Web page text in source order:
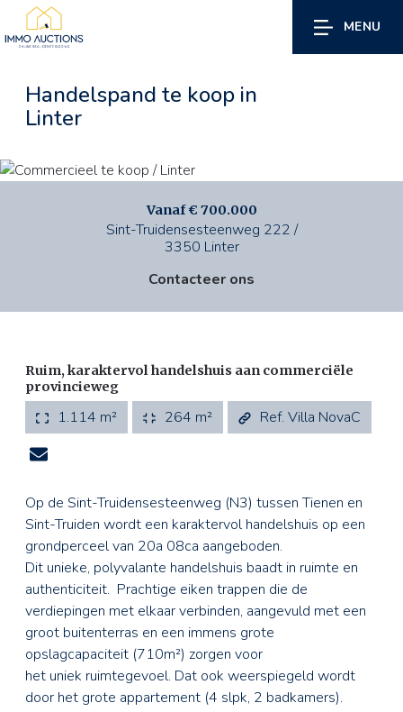
MENU
Handelspand te koop in
Linter
Vanaf € 700.000
Sint-Truidensesteenweg 222 /
3350 Linter
Contacteer ons
Ruim, karaktervol handelshuis aan commerciële
provincieweg
1.114 m² 264 m² Ref. Villa NovaC
Op de Sint-Truidensesteenweg (N3) tussen Tienen en
Sint-Truiden wordt een karaktervol handelshuis op een
grondperceel van 20a 08ca aangeboden.
Dit unieke, polyvalante handelshuis baadt in ruimte en
authenticiteit. Prachtige eiken trappen die de
verdiepingen met elkaar verbinden, aangevuld met een
groot buitenterras en een immens grote
opslagcapaciteit (710m²) zorgen voor
het uniek ruimtegevoel. Dat ook weerspiegeld wordt
door het grote appartement (4 slpk, 2 badkamers).